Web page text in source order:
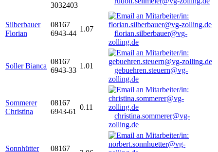
3032403
Silberbauer
Florian
08167
6943-44
1.07
florian.silberbauer@vg-
zolling.de
Soller Bianca
08167
6943-33
1.01
gebuehren.steuern@vg-
zolling.de
Sommerer
Christina
08167
6943-61
0.11
christina.sommerer@vg-
zolling.de
Sonnhütter
08167